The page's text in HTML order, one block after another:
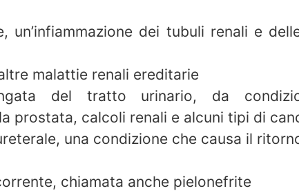
un’infiammazione dei tubuli renali e
malattie renali ereditarie
del tratto urinario, da
prostata, calcoli renali e alcuni tipi di
una condizione che causa il
chiamata anche pielonefrite